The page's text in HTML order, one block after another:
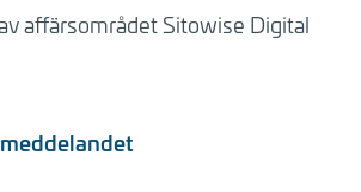
affärsområdet Sitowise Digital